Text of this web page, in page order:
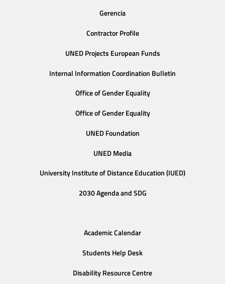
Gerencia
Contractor Profile
UNED Projects European Funds
Internal Information Coordination Bulletin
Office of Gender Equality
Office of Gender Equality
UNED Foundation
UNED Media
University Institute of Distance Education (IUED)
2030 Agenda and SDG
Academic Calendar
Students Help Desk
Disability Resource Centre